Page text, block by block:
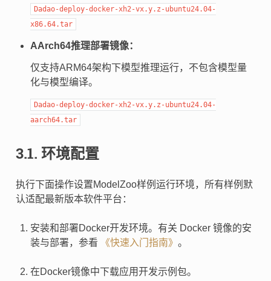
Dadao-deploy-docker-xh2-vx.y.z-ubuntu24.04-
x86.64.tar
AArch64推理部署镜像：
仅支持ARM64架构下模型推理运行，不包含模型量
化与模型编译。
Dadao-deploy-docker-xh2-vx.y.z-ubuntu24.04-
aarch64.tar
3.1. 环境配置
执行下面操作设置ModelZoo样例运行环境，所有样例默
认适配最新版本软件平台：
安装和部署Docker开发环境。有关 Docker 镜像的安
装与部署，参看
《快速入门指南》 。
在Docker镜像中下载应用开发示例包。